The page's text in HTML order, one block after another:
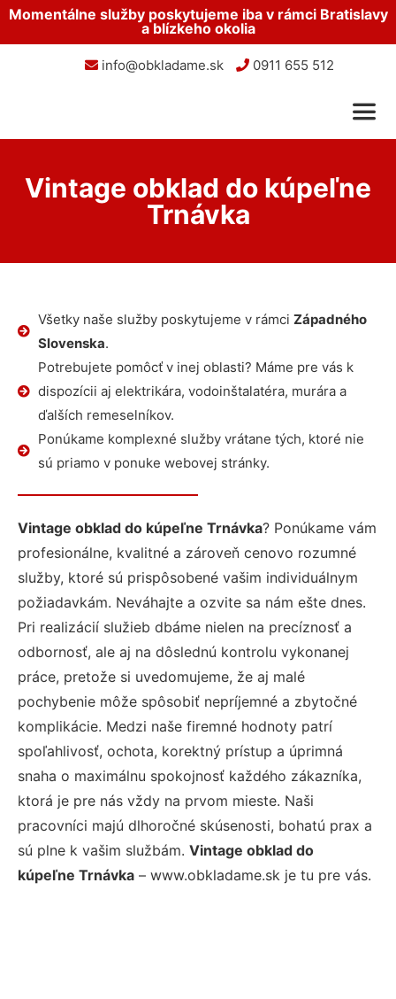
Momentálne služby poskytujeme iba v rámci Bratislavy
a blízkeho okolia
info@obkladame.sk 0911 655 512
Vintage obklad do kúpeľne
Trnávka
Všetky naše služby poskytujeme v rámci Západného
Slovenska.
Potrebujete pomôcť v inej oblasti? Máme pre vás k
dispozícii aj elektrikára, vodoinštalatéra, murára a
ďalších remeselníkov.
Ponúkame komplexné služby vrátane tých, ktoré nie
sú priamo v ponuke webovej stránky.
Vintage obklad do kúpeľne Trnávka? Ponúkame vám
profesionálne, kvalitné a zároveň cenovo rozumné
služby, ktoré sú prispôsobené vašim individuálnym
požiadavkám. Neváhajte a ozvite sa nám ešte dnes.
Pri realizácií služieb dbáme nielen na precíznosť a
odbornosť, ale aj na dôslednú kontrolu vykonanej
práce, pretože si uvedomujeme, že aj malé
pochybenie môže spôsobiť nepríjemné a zbytočné
komplikácie. Medzi naše firemné hodnoty patrí
spoľahlivosť, ochota, korektný prístup a úprimná
snaha o maximálnu spokojnosť každého zákazníka,
ktorá je pre nás vždy na prvom mieste. Naši
pracovníci majú dlhoročné skúsenosti, bohatú prax a
sú plne k vašim službám. Vintage obklad do
kúpeľne Trnávka – www.obkladame.sk je tu pre vás.